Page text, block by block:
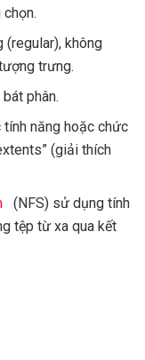
(regular), không
trưng.
phân.
năng hoặc chức
(giải thích
(NFS) sử dụng tính
tệp từ xa qua kết